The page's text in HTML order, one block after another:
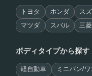
トヨタ ホンダ ス
マツダ スバル 三菱
ボディタイプから探す
軽自動車 ミニバン/ワ